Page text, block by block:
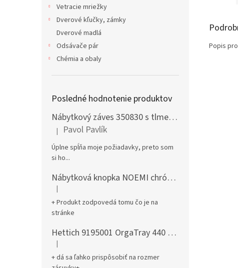
Vetracie mriežky
Dverové kľučky, zámky
Dverové madlá
Odsávače pár
Chémia a obaly
Posledné hodnotenie produktov
Nábytkový záves 350830 s tlmením naložený + podložka H0 na vrut
Hodnotenie produktu je 5 z 5 hviezdičiek.
| Pavol Pavlík
Úplne spĺňa moje požiadavky, preto som
si ho...
Nábytková knopka NOEMI chróm satén
Hodnotenie produktu je 5 z 5 hviezdičiek.
|
+ Produkt zodpovedá tomu čo je na
stránke
Hettich 9195001 OrgaTray 440 701-800/441-520 mm antracit
Hodnotenie produktu je 5 z 5 hviezdičiek.
|
+ dá sa ľahko prispôsobiť na rozmer
Popis